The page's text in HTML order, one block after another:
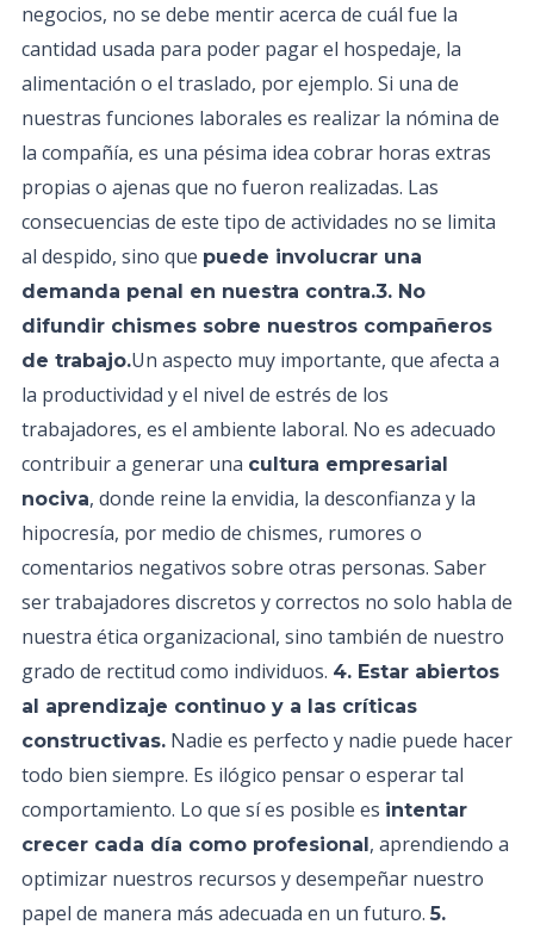
negocios, no se debe mentir acerca de cuál fue la
cantidad usada para poder pagar el hospedaje, la
alimentación o el traslado, por ejemplo. Si una de
nuestras funciones laborales es realizar la nómina de
la compañía, es una pésima idea cobrar horas extras
propias o ajenas que no fueron realizadas. Las
consecuencias de este tipo de actividades no se limita
al despido, sino que puede involucrar una
demanda penal en nuestra contra.3. No
difundir chismes sobre nuestros compañeros
de trabajo.Un aspecto muy importante, que afecta a
la productividad y el nivel de estrés de los
trabajadores, es el ambiente laboral. No es adecuado
contribuir a generar una cultura empresarial
nociva, donde reine la envidia, la desconfianza y la
hipocresía, por medio de chismes, rumores o
comentarios negativos sobre otras personas. Saber
ser trabajadores discretos y correctos no solo habla de
nuestra ética organizacional, sino también de nuestro
grado de rectitud como individuos. 4. Estar abiertos
al aprendizaje continuo y a las críticas
constructivas. Nadie es perfecto y nadie puede hacer
todo bien siempre. Es ilógico pensar o esperar tal
comportamiento. Lo que sí es posible es intentar
crecer cada día como profesional, aprendiendo a
optimizar nuestros recursos y desempeñar nuestro
papel de manera más adecuada en un futuro.5.